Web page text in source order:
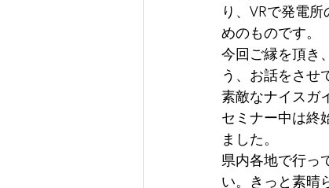
り、VRで発電
めのものです。
今回ご縁を頂き
う、お話をさせ
素敵なナイスガ
セミナー中は終
ました。
県内各地で行っ
い。きっと素晴